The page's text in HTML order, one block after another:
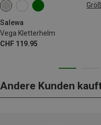
Salewa
Vega Kletterhelm
CHF 119.95
L-XL | 59-63CM S-M | 53-59CM
Andere Kunden